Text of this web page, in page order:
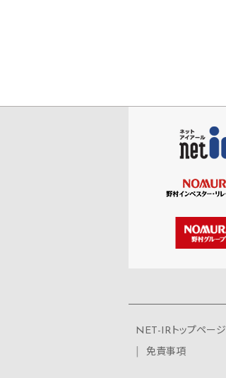
NET-IRトップページ
免責事項